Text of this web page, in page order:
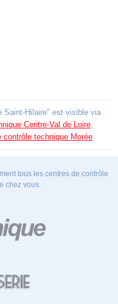
Saint-Hilaire" est visible via
Centre-Val de Loire,
contrôle technique Morée.
tous les centres de contrôle
chez vous.